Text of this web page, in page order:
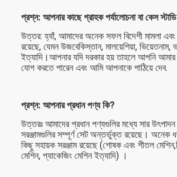
প্রশ্ন: আপনার কাছে গ্রাহক পর্যালোচনা বা কেস
উত্তর: হ্যাঁ, আমাদের অনেক সফল বিদেশী মামলা এবং
রয়েছে, যেমন উজবেকিস্তান, মালয়েশিয়া, ভিয়েতনাম,
ইত্যাদি।আপনার যদি দরকার হয় তাহলে আপনি আমার
যোগ করতে পারেন এবং আমি আপনাকে পাঠিয়ে দেব.
প্রশ্ন: আপনার প্রধান পণ্য কি?
উত্তরঃ আমাদের প্রধান পণ্যগুলির মধ্যে সার
সরঞ্জামগুলির সম্পূর্ণ সেট অন্তর্ভুক্ত রয়েছে। অনেক
কিছু সহায়ক সরঞ্জাম রয়েছে (শোষক এবং শীতল
মেশিন, প্যাকেজিং মেশিন ইত্যাদি) ।